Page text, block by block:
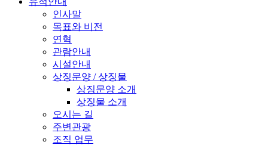
인사말
목표와 비전
연혁
관람안내
시설안내
상징문양 / 상징물
상징문양 소개
상징물 소개
오시는 길
주변관광
조직 업무